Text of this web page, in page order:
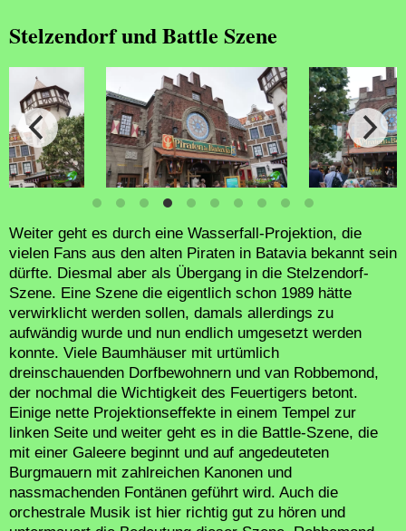
Stelzendorf und Battle Szene
Schließlich
den Dolch
Weiter geht es durch eine Wasserfall-Projektion, die
vielen Fans aus den alten Piraten in Batavia bekannt sein
dürfte. Diesmal aber als Übergang in die Stelzendorf-
Szene. Eine Szene die eigentlich schon 1989 hätte
verwirklicht werden sollen, damals allerdings zu
aufwändig wurde und nun endlich umgesetzt werden
konnte. Viele Baumhäuser mit urtümlich
dreinschauenden Dorfbewohnern und van Robbemond,
der nochmal die Wichtigkeit des Feuertigers betont.
Einige nette Projektionseffekte in einem Tempel zur
linken Seite und weiter geht es in die Battle-Szene, die
mit einer Galeere beginnt und auf angedeuteten
Burgmauern mit zahlreichen Kanonen und
nassmachenden Fontänen geführt wird. Auch die
orchestrale Musik ist hier richtig gut zu hören und